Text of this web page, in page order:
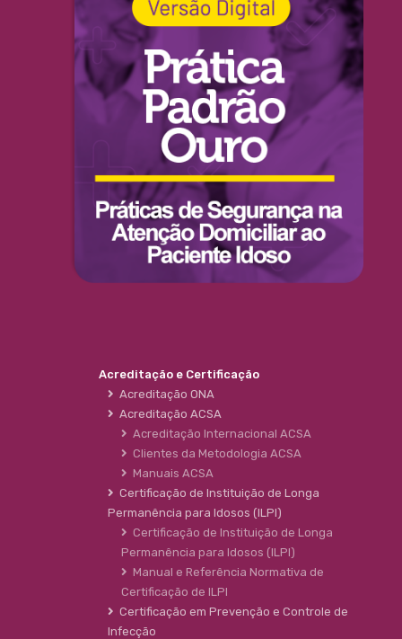
Acreditação e Certificação
Acreditação ONA
Acreditação ACSA
Acreditação Internacional ACSA
Clientes da Metodologia ACSA
Manuais ACSA
Certificação de Instituição de Longa
Permanência para Idosos (ILPI)
Certificação de Instituição de Longa
Permanência para Idosos (ILPI)
Manual e Referência Normativa de
Certificação de ILPI
Certificação em Prevenção e Controle de
Infecção